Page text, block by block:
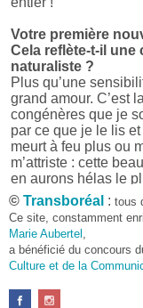
Votre première
Cela reflète-t-il
naturaliste ?
Plus qu’une
grand amour. C’est
congénères que je
par ce que je le lis
meurt à feu plus ou
m’attriste : cette
en aurons hélas le
j’avais pris goût à
l’intérêt de
être un bon moyen
Pourquoi avoir
qu’un autre ?
D’abord parce que
© Transboréal : tous
Ce site, constamment
Marie Aubertel
a bénéficié du concours
Culture et de la